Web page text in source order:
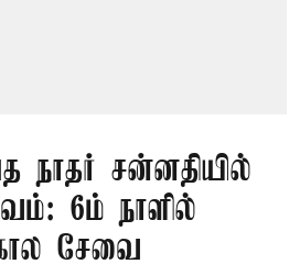
நாதர் சன்னதியில்
6ம் நாளில்
சேவை